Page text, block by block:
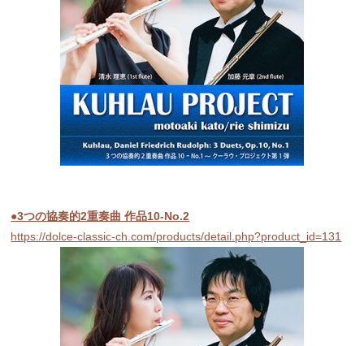
●3つの協奏的2重奏曲 作品10-No.2
https://dolce-classic-ch.com/products/detail.php?product_id=131